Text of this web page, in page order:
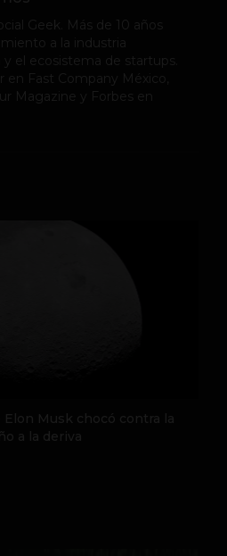
Geek
. Más de 10 años
a la industria
el ecosistema de startups.
en Fast Company México,
Magazine y Forbes en
Musk chocó contra la
a la deriva